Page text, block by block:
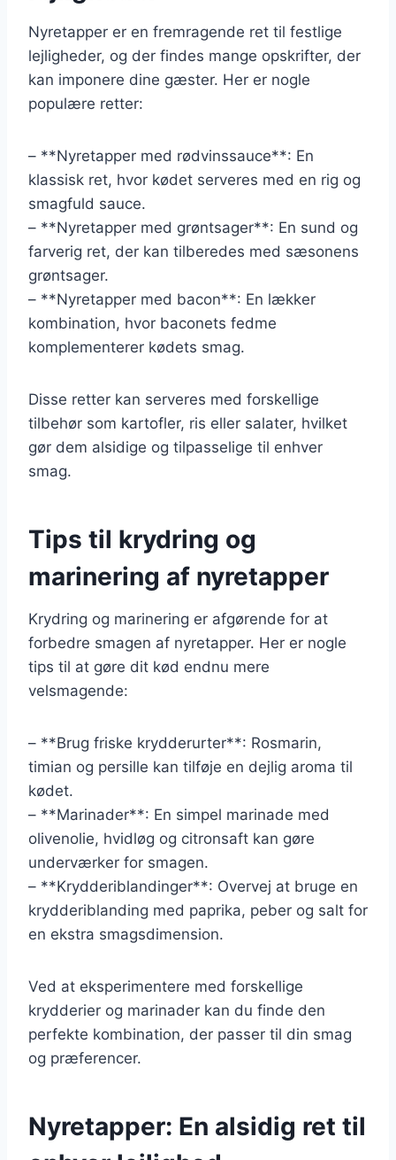
Nyretapper er en fremragende ret til festlige
lejligheder, og der findes mange opskrifter, der
kan imponere dine gæster. Her er nogle
populære retter:
– **Nyretapper med rødvinssauce**: En
klassisk ret, hvor kødet serveres med en rig og
smagfuld sauce.
– **Nyretapper med grøntsager**: En sund og
farverig ret, der kan tilberedes med sæsonens
grøntsager.
– **Nyretapper med bacon**: En lækker
kombination, hvor baconets fedme
komplementerer kødets smag.
Disse retter kan serveres med forskellige
tilbehør som kartofler, ris eller salater, hvilket
gør dem alsidige og tilpasselige til enhver
smag.
Tips til krydring og
marinering af nyretapper
Krydring og marinering er afgørende for at
forbedre smagen af nyretapper. Her er nogle
tips til at gøre dit kød endnu mere
velsmagende:
– **Brug friske krydderurter**: Rosmarin,
timian og persille kan tilføje en dejlig aroma til
kødet.
– **Marinader**: En simpel marinade med
olivenolie, hvidløg og citronsaft kan gøre
underværker for smagen.
– **Krydderiblandinger**: Overvej at bruge en
krydderiblanding med paprika, peber og salt for
en ekstra smagsdimension.
Ved at eksperimentere med forskellige
krydderier og marinader kan du finde den
perfekte kombination, der passer til din smag
og præferencer.
Nyretapper: En alsidig ret til